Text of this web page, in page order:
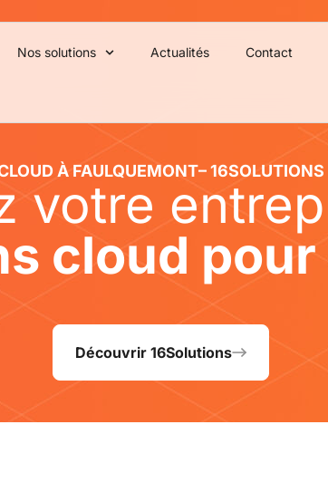
Nos solutions Actualités
Contact
À FAULQUEMONT– 16SOLUTIONS
votre
cloud
Découvrir 16Solutions